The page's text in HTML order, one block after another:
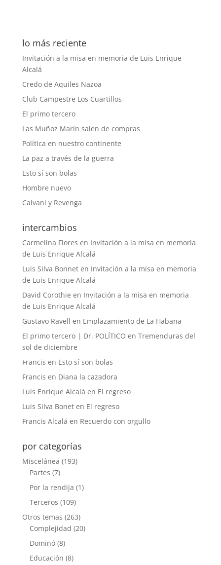
lo más reciente
Invitación a la misa en memoria de Luis Enrique
Alcalá
Credo de Aquiles Nazoa
Club Campestre Los Cuartillos
El primo tercero
Las Muñoz Marín salen de compras
Política en nuestro continente
La paz a través de la guerra
Esto sí son bolas
Hombre nuevo
Calvani y Revenga
intercambios
Carmelina Flores en Invitación a la misa en memoria
de Luis Enrique Alcalá
Luis Silva Bonneten Invitación a la misa en memoria
de Luis Enrique Alcalá
David Corothie en Invitación a la misa en memoria
de Luis Enrique Alcalá
Gustavo Ravell en Emplazamiento de La Habana
El primo tercero | Dr. POLÍTICO en Tremenduras del
sol de diciembre
Francis en Esto sí son bolas
Francis en Diana la cazadora
Luis Enrique Alcalá en El regreso
Luis Silva Boneten El regreso
Francis Alcalá en Recuerdo con orgullo
por categorías
Miscelánea (193)
Partes (7)
Por la rendija (1)
Terceros (109)
Otros temas (263)
Complejidad (20)
Dominó(8)
Educación (8)